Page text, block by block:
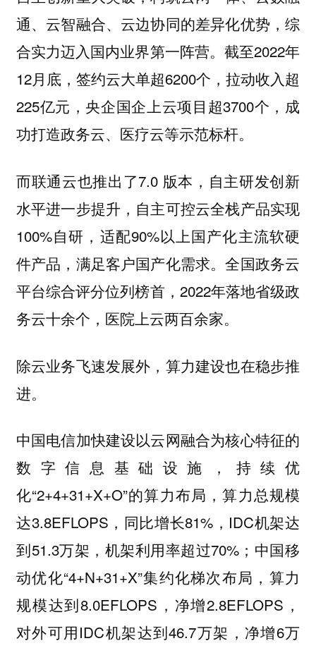
通、云智融合、云边协同的差异化优势，综
合实力迈入国内业界第一阵营。截至2022年
12月底，签约云大单超6200个，拉动收入超
225亿元，央企国企上云项目超3700个，成
功打造政务云、医疗云等示范标杆。
而联通云也推出了7.0 版本，自主研发创新
水平进一步提升，自主可控云全栈产品实现
100%自研，适配90%以上国产化主流软硬
件产品，满足客户国产化需求。全国政务云
平台综合评分位列榜首，2022年落地省级政
务云十余个，医院上云两百余家。
除云业务飞速发展外，算力建设也在稳步推
进。
中国电信加快建设以云网融合为核心特征的
数字信息基础设施，持续优
化“2+4+31+X+O”的算力布局，算力总规模
达3.8EFLOPS，同比增长81%，IDC机架达
到51.3万架，机架利用率超过70%；中国移
动优化“4+N+31+X”集约化梯次布局，算力
规模达到8.0EFLOPS，净增2.8EFLOPS，
对外可用IDC机架达到46.7万架，净增6万